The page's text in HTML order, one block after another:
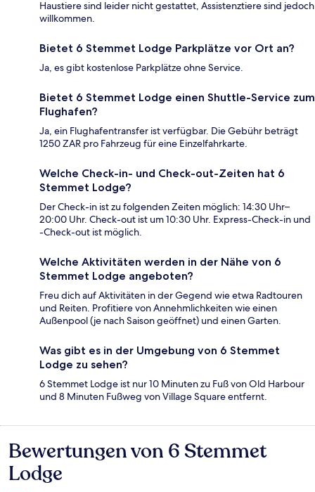
Haustiere sind leider nicht gestattet, Assistenztiere sind jedoch
willkommen.
Bietet 6 Stemmet Lodge Parkplätze vor Ort an?
Ja, es gibt kostenlose Parkplätze ohne Service.
Bietet 6 Stemmet Lodge einen Shuttle-Service zum
Flughafen?
Ja, ein Flughafentransfer ist verfügbar. Die Gebühr beträgt
1250 ZAR pro Fahrzeug für eine Einzelfahrkarte.
Welche Check-in- und Check-out-Zeiten hat 6
Stemmet Lodge?
Der Check-in ist zu folgenden Zeiten möglich: 14:30 Uhr–
20:00 Uhr. Check-out ist um 10:30 Uhr. Express-Check-in und
-Check-out ist möglich.
Welche Aktivitäten werden in der Nähe von 6
Stemmet Lodge angeboten?
Freu dich auf Aktivitäten in der Gegend wie etwa Radtouren
und Reiten. Profitiere von Annehmlichkeiten wie einen
Außenpool (je nach Saison geöffnet) und einen Garten.
Was gibt es in der Umgebung von 6 Stemmet
Lodge zu sehen?
6 Stemmet Lodge ist nur 10 Minuten zu Fuß von Old Harbour
und 8 Minuten Fußweg von Village Square entfernt.
Bewertungen
Bewertungen von 6 Stemmet
Lodge